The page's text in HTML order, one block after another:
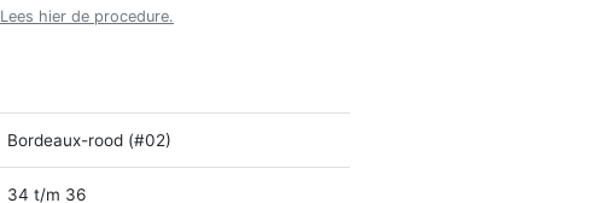
Lees hier de procedure.
Bordeaux-rood (#02)
34 t/m 36